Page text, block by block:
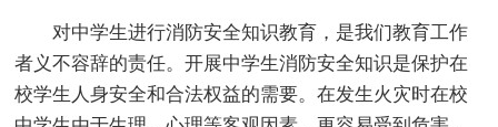
对中学生进行消防安全知识教育，是我们教育工作
者义不容辞的责任。开展中学生消防安全知识是保护在
校学生人身安全和合法权益的需要。在发生火灾时在校